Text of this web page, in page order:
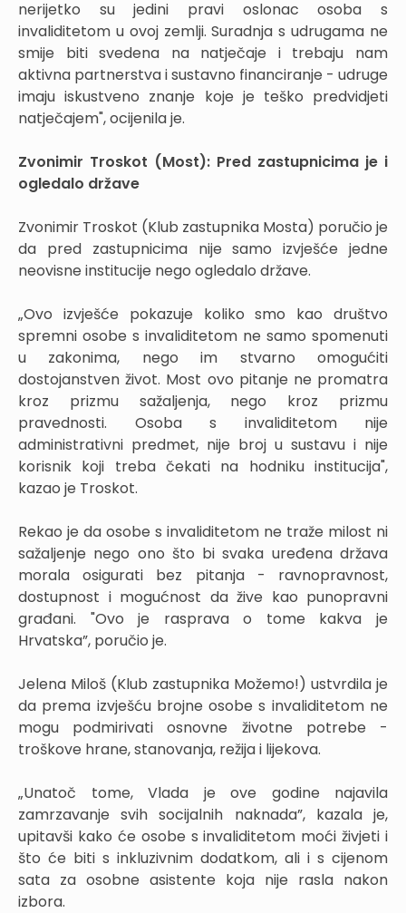
nerijetko su jedini pravi oslonac osoba s
invaliditetom u ovoj zemlji. Suradnja s udrugama ne
smije biti svedena na natječaje i trebaju nam
aktivna partnerstva i sustavno financiranje - udruge
imaju iskustveno znanje koje je teško predvidjeti
natječajem", ocijenila je.
Zvonimir Troskot (Most): Pred zastupnicima je i
ogledalo države
Zvonimir Troskot (Klub zastupnika Mosta) poručio je
da pred zastupnicima nije samo izvješće jedne
neovisne institucije nego ogledalo države.
„Ovo izvješće pokazuje koliko smo kao društvo
spremni osobe s invaliditetom ne samo spomenuti
u zakonima, nego im stvarno omogućiti
dostojanstven život. Most ovo pitanje ne promatra
kroz prizmu sažaljenja, nego kroz prizmu
pravednosti. Osoba s invaliditetom nije
administrativni predmet, nije broj u sustavu i nije
korisnik koji treba čekati na hodniku institucija",
kazao je Troskot.
Rekao je da osobe s invaliditetom ne traže milost ni
sažaljenje nego ono što bi svaka uređena država
morala osigurati bez pitanja - ravnopravnost,
dostupnost i mogućnost da žive kao punopravni
građani. "Ovo je rasprava o tome kakva je
Hrvatska”, poručio je.
Jelena Miloš (Klub zastupnika Možemo!) ustvrdila je
da prema izvješću brojne osobe s invaliditetom ne
mogu podmirivati osnovne životne potrebe -
troškove hrane, stanovanja, režija i lijekova.
„Unatoč tome, Vlada je ove godine najavila
zamrzavanje svih socijalnih naknada”, kazala je,
upitavši kako će osobe s invaliditetom moći živjeti i
što će biti s inkluzivnim dodatkom, ali i s cijenom
sata za osobne asistente koja nije rasla nakon
izbora.